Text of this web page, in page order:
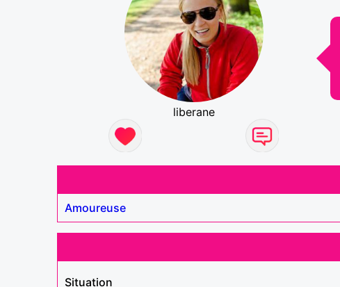
liberane
Amoureuse
Situation